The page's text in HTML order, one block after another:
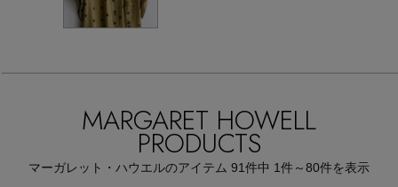
【CFCL】注目のPOP-UP
【雨の日】急な雨対策グッズ
【限定】ここでしか買えないアイテム
ワンピース・チュニック
バッグ・財布
すべてのファッション小物
アクセサリー
ランジェリー
MARGARET HOWELL
PRODUCTS
マーガレット・ハウエルのアイテム 91件中 1件～80件を表示